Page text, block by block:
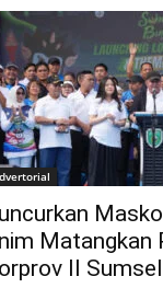
Matangkan
II